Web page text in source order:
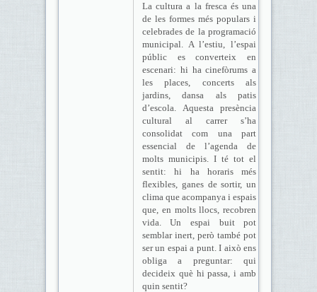
La cultura a la fresca és una
de les formes més populars i
celebrades de la programació
municipal. A l’estiu, l’espai
públic es converteix en
escenari: hi ha cinefòrums a
les places, concerts als
jardins, dansa als patis
d’escola. Aquesta presència
cultural al carrer s’ha
consolidat com una part
essencial de l’agenda de
molts municipis. I té tot el
sentit: hi ha horaris més
flexibles, ganes de sortir, un
clima que acompanya i espais
que, en molts llocs, recobren
vida. Un espai buit pot
semblar inert, però també pot
ser un espai a punt. I això ens
obliga a preguntar: qui
decideix què hi passa, i amb
quin sentit?